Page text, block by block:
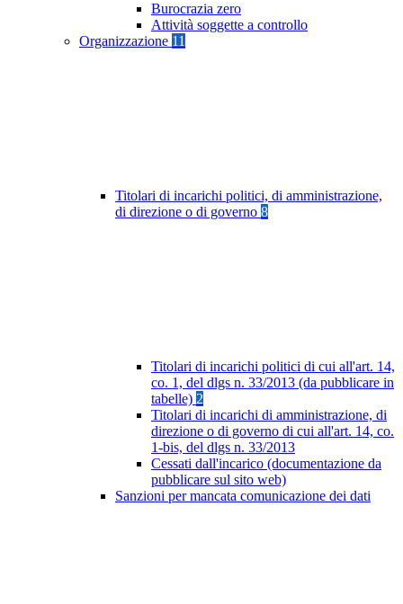
Burocrazia zero
Attività soggette a controllo
Organizzazione 11
Titolari di incarichi politici, di amministrazione,
di direzione o di governo 8
Titolari di incarichi politici di cui all'art. 14,
co. 1, del dlgs n. 33/2013 (da pubblicare in
tabelle) 2
Titolari di incarichi di amministrazione, di
direzione o di governo di cui all'art. 14, co.
1-bis, del dlgs n. 33/2013
Cessati dall'incarico (documentazione da
pubblicare sul sito web)
Sanzioni per mancata comunicazione dei dati